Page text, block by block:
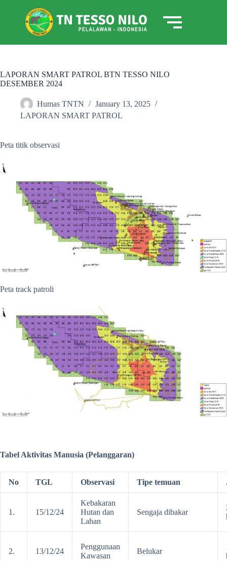
LAPORAN SMART PATROL BTN TESSO NILO
DESEMBER 2024
Humas TNTN
January 13, 2025
LAPORAN SMART PATROL
Peta titik observasi
Peta track patroli
Tabel Aktivitas Manusia (Pelanggaran)
No TGL Observasi Tipe temuan
1. 15/12/24
Kebakaran
Hutan dan
Lahan
Sengaja dibakar
2. 13/12/24
Penggunaan
Kawasan
Belukar